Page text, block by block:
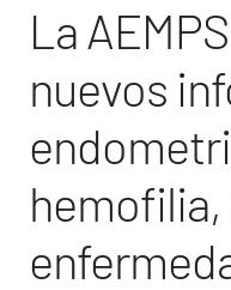
La
nuevos